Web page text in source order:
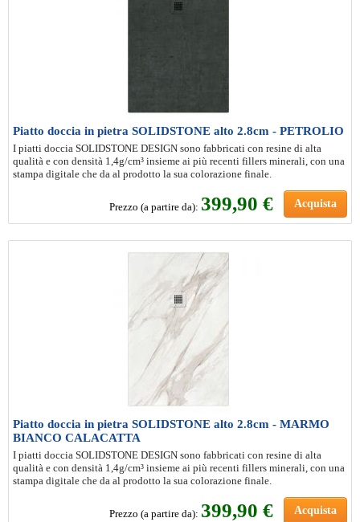
Piatto doccia in pietra SOLIDSTONE alto 2.8cm - PETROLIO
I piatti doccia SOLIDSTONE DESIGN sono fabbricati con resine di alta
qualità e con densità 1,4g/cm³ insieme ai più recenti fillers minerali, con una
stampa digitale che da al prodotto la sua colorazione finale.
Prezzo (a partire da): 399,90 € Acquista
Piatto doccia in pietra SOLIDSTONE alto 2.8cm - MARMO
BIANCO CALACATTA
I piatti doccia SOLIDSTONE DESIGN sono fabbricati con resine di alta
qualità e con densità 1,4g/cm³ insieme ai più recenti fillers minerali, con una
stampa digitale che da al prodotto la sua colorazione finale.
Prezzo (a partire da): 399,90 € Acquista